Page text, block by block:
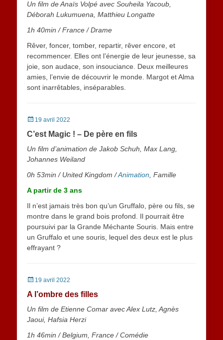
Un film de Anaïs Volpé avec Souheila Yacoub,
Déborah Lukumuena, Matthieu Longatte
1h 40min/ France/ Drame
Rêver, foncer, tomber, repartir, rêver encore, et
recommencer. Elles ont l’énergie de leur jeunesse, sa
joie, son audace, son insouciance. Deux meilleures
amies, l’envie de découvrir le monde. Margot et Alma
sont inarrêtables, inséparables.
Posted
19 avril 2022
C’est Magic ! – De père en fils
Un film d’animation de Jakob Schuh, Max Lang,
Johannes Weiland
0h 53min/ United Kingdom /Animation, Famille
A partir de 3 ans
Il n’est jamais très bon qu’un Gruffalo, père ou fils, se
montre dans le grand bois profond. Il pourrait être
poursuivi par la Grande Méchante Souris. Mais entre
un Gruffalo et une souris, lequel des deux est le plus
effrayant ?
Posted
19 avril 2022
A l’ombre des filles
Un film de Etienne Comar avec Alex Lutz, Agnès
Jaoui, Hafsia Herzi
1h 46min/ Belgium, France/ Comédie